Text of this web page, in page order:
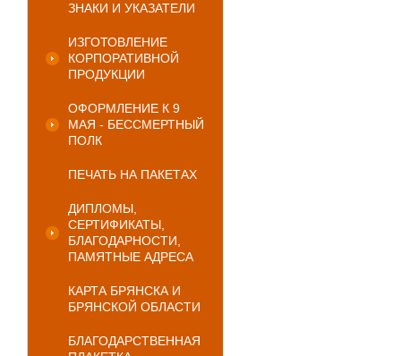
ЗНАКИ И УКАЗАТЕЛИ
ИЗГОТОВЛЕНИЕ
КОРПОРАТИВНОЙ
ПРОДУКЦИИ
ОФОРМЛЕНИЕ К 9
МАЯ - БЕССМЕРТНЫЙ
ПОЛК
ПЕЧАТЬ НА ПАКЕТАХ
ДИПЛОМЫ,
СЕРТИФИКАТЫ,
БЛАГОДАРНОСТИ,
ПАМЯТНЫЕ АДРЕСА
КАРТА БРЯНСКА И
БРЯНСКОЙ ОБЛАСТИ
БЛАГОДАРСТВЕННАЯ